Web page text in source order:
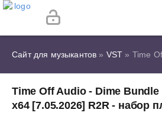
Сайт для музыкантов » VST » Time
Time Off Audio - Dime Bundle
x64 [7.05.2026] R2R - набор